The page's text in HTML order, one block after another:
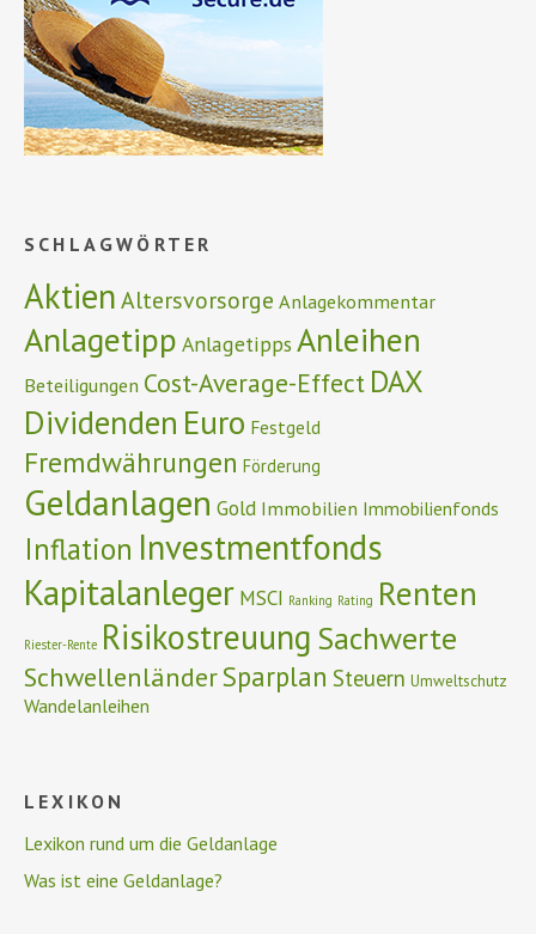
SCHLAGWÖRTER
Aktien Altersvorsorge Anlagekommentar
Anlagetipp Anlagetipps Anleihen
Beteiligungen Cost-Average-Effect DAX
Dividenden Euro Festgeld
Fremdwährungen Förderung
Geldanlagen Gold Immobilien Immobilienfonds
Inflation Investmentfonds
Kapitalanleger MSCI Ranking Rating Renten
Riester-Rente Risikostreuung Sachwerte
SchwellenländerSparplan Steuern Umweltschutz
Wandelanleihen
LEXIKON
Lexikon rund um die Geldanlage
Was ist eine Geldanlage?